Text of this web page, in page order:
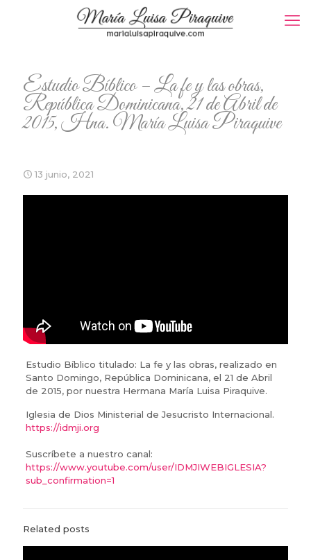
Estudio Bíblico – La fe y las obras,
República Dominicana, 21 de Abril de
2015, Hna. María Luisa Piraquive
13 junio, 2021
Estudio Bíblico titulado: La fe y las obras, realizado en
Santo Domingo, República Dominicana, el 21 de Abril
de 2015, por nuestra Hermana María Luisa Piraquive.
Iglesia de Dios Ministerial de Jesucristo Internacional.
https://idmji.org
Suscríbete a nuestro canal:
https://www.youtube.com/user/IDMJIWEBIGLESIA?
sub_confirmation=1
Related posts